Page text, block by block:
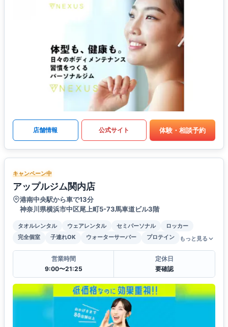
店舗情報 公式サイト 体験・相談予約
キャンペーン中
アップルジム関内店
港南中央駅から車で13分
神奈川県横浜市中区尾上町5-73馬車道ビル3階
タオルレンタル ウェアレンタル セミパーソナル
ロッカー
完全個室
子連れOK ウォーターサーバー プロテイン もっと見る
営業時間
9:00〜21:25
定休日
要確認